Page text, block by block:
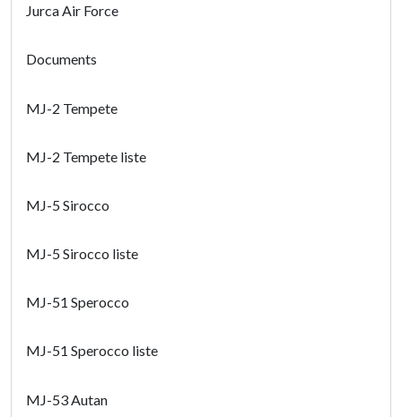
Jurca Air Force
Documents
MJ-2 Tempete
MJ-2 Tempete liste
MJ-5 Sirocco
MJ-5 Sirocco liste
MJ-51 Sperocco
MJ-51 Sperocco liste
MJ-53 Autan